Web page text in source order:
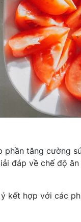
phần tăng cường
đáp về chế độ
kết hợp với các